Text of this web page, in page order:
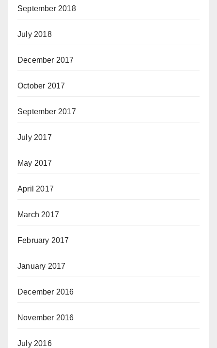
September 2018
July 2018
December 2017
October 2017
September 2017
July 2017
May 2017
April 2017
March 2017
February 2017
January 2017
December 2016
November 2016
July 2016